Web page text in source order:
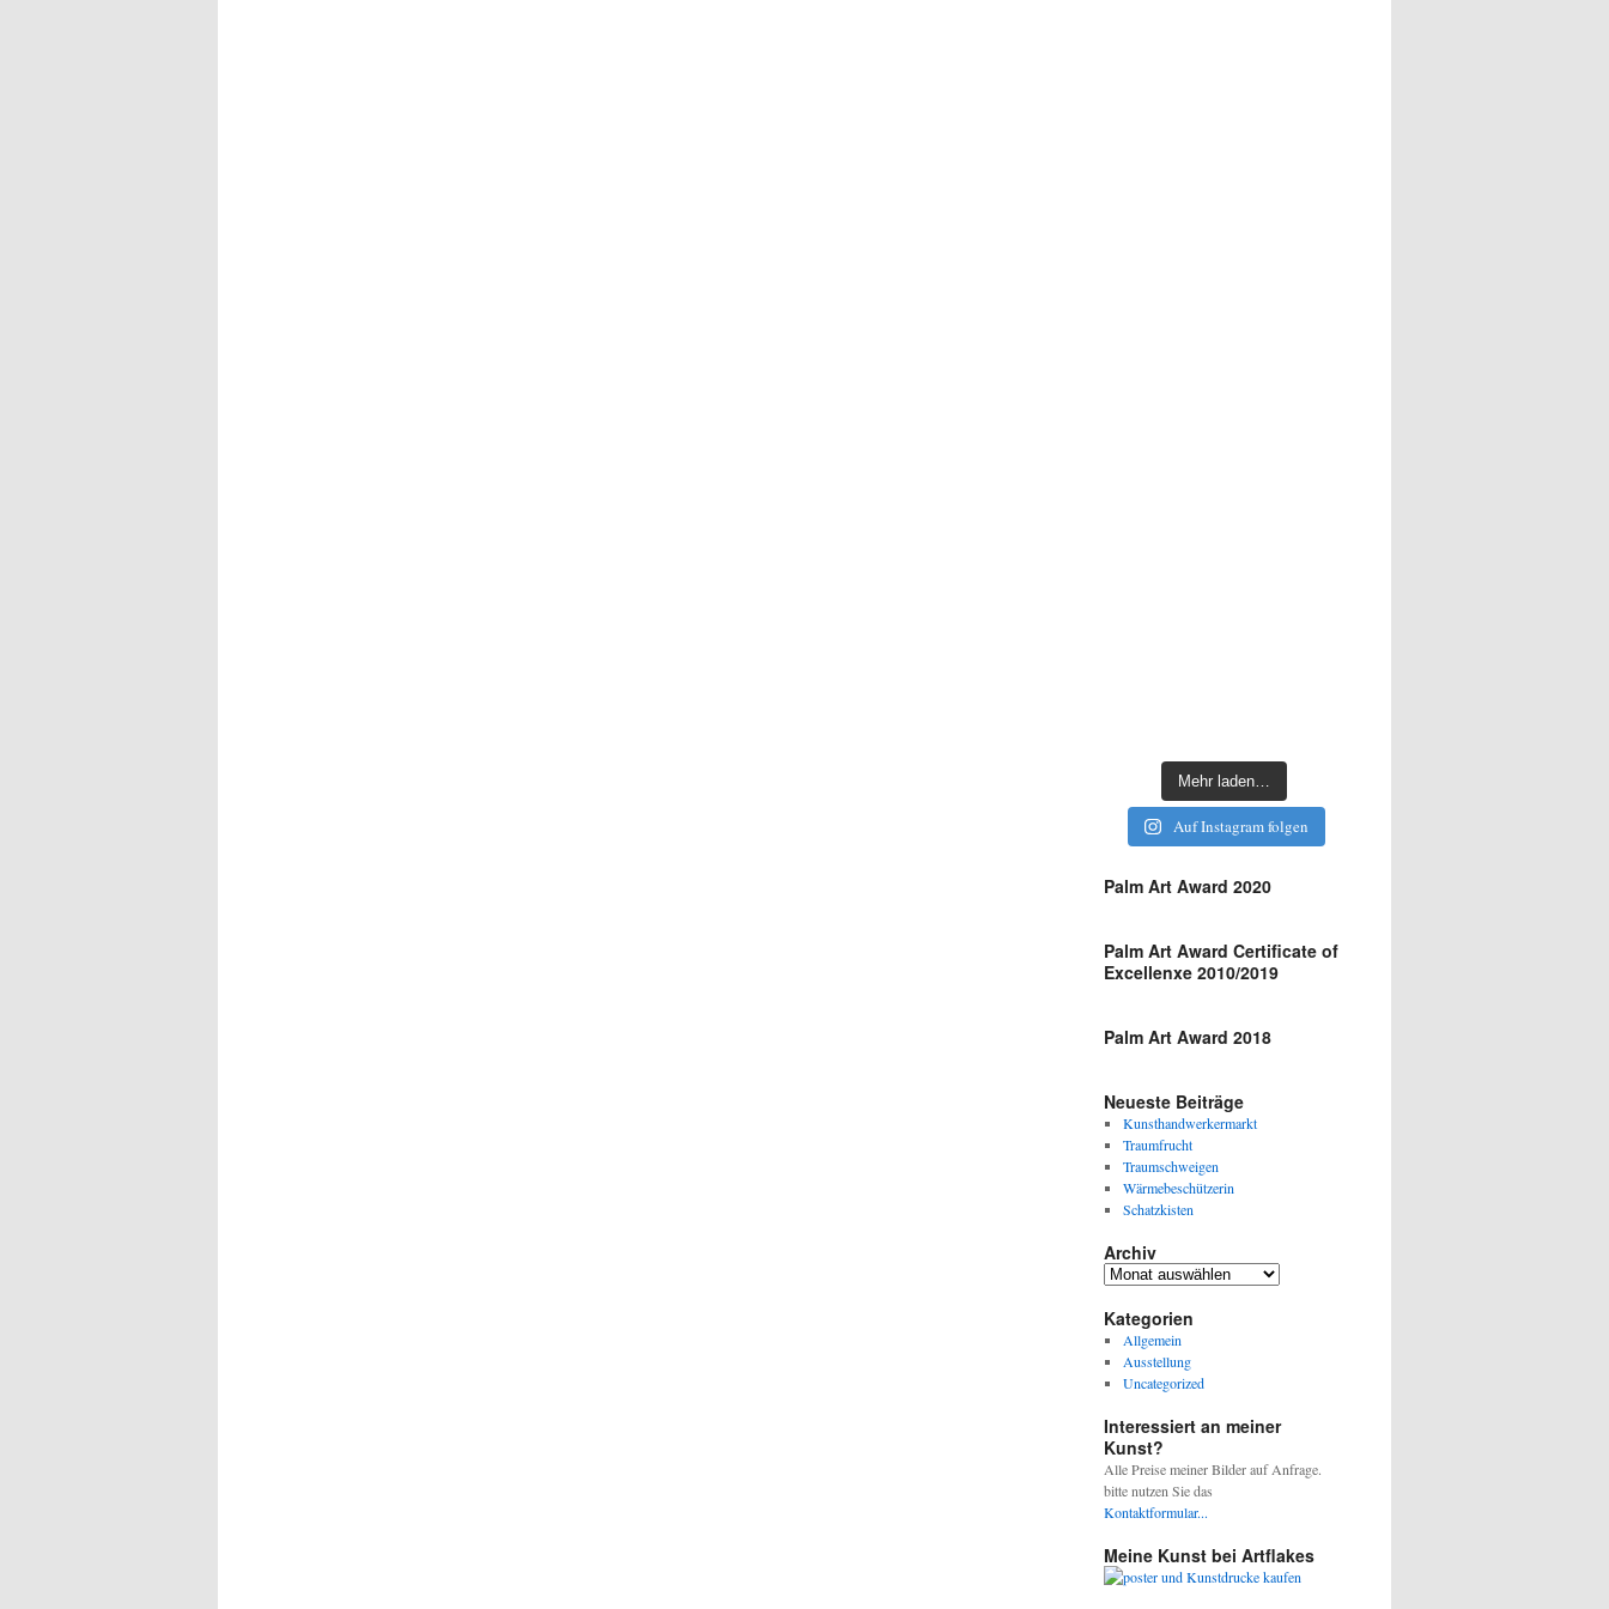
Mehr laden…
Auf Instagram folgen
Palm Art Award 2020
Palm Art Award Certificate of
Excellenxe 2010/2019
Palm Art Award 2018
Neueste Beiträge
Kunsthandwerkermarkt
Traumfrucht
Traumschweigen
Wärmebeschützerin
Schatzkisten
Archiv
Archiv
Kategorien
Allgemein
Ausstellung
Uncategorized
Interessiert an meiner
Kunst?
Alle Preise meiner Bilder auf Anfrage.
bitte nutzen Sie das
Kontaktformular...
Meine Kunst bei Artflakes